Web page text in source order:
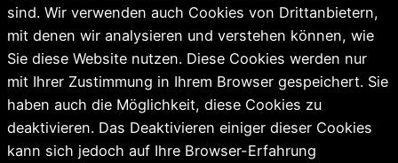
sind. Wir verwenden auch Cookies von Drittanbietern,
mit denen wir analysieren und verstehen können, wie
Sie diese Website nutzen. Diese Cookies werden nur
mit Ihrer Zustimmung in Ihrem Browser gespeichert. Sie
haben auch die Möglichkeit, diese Cookies zu
deaktivieren. Das Deaktivieren einiger dieser Cookies
kann sich jedoch auf Ihre Browser-Erfahrung